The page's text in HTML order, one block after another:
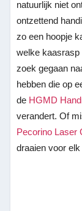
natuurlijk niet
ontzettend
zo een hoopje
welke kaasrasp
zoek gegaan
hebben die op
de HGMD
verandert. Of
Pecorino Laser
draaien voor